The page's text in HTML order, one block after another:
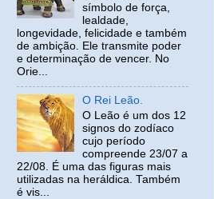
símbolo de força,
lealdade,
longevidade, felicidade e também
de ambição. Ele transmite poder
e determinação de vencer. No
Orie...
O Rei Leão.
O Leão é um dos 12
signos do zodíaco
cujo período
compreende 23/07 a
22/08. É uma das figuras mais
utilizadas na heráldica. Também
é vis...